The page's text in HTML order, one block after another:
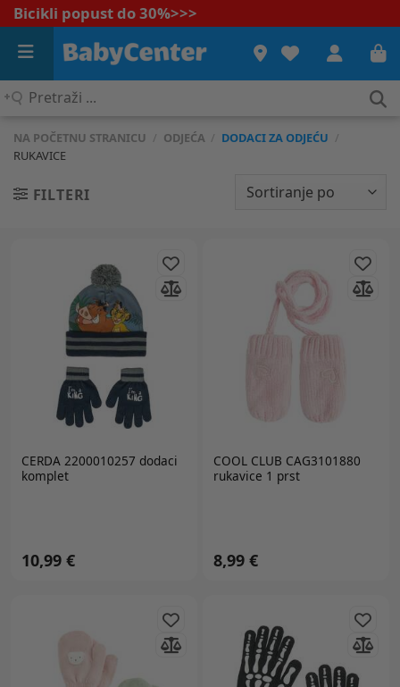
Bicikli popust do 30%>>>
Pretraži
NA POČETNU STRANICU / ODJEĆA / DODACI ZA ODJEĆU /
RUKAVICE
FILTERI
CERDA 2200010257 dodaci
komplet
10,99 €
COOL CLUB CAG3101880
rukavice 1 prst
8,99 €